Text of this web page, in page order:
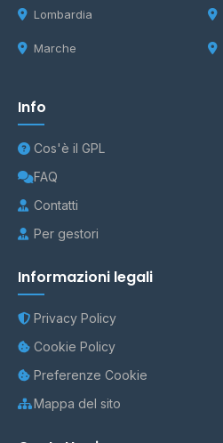
Lombardia
Marche
Info
Cos'è il GPL
FAQ
Contatti
Per gestori
Informazioni legali
Privacy Policy
Cookie Policy
Preferenze Cookie
Mappa del sito